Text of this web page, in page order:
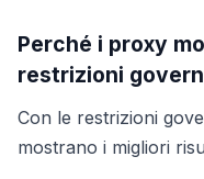
Perché i proxy
restrizioni
Con le restrizioni
mostrano i migliori